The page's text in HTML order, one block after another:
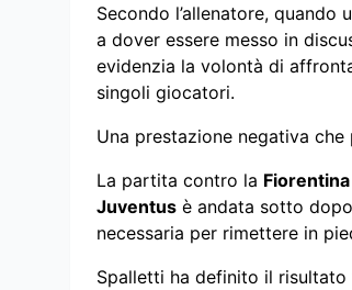
Secondo l’allenatore,
a dover essere messo in
evidenzia la volontà di
singoli giocatori.
Una prestazione negativa
La partita contro la Fiorentina
Juventus è andata sotto
necessaria per rimettere in
Spalletti ha definito il risultato